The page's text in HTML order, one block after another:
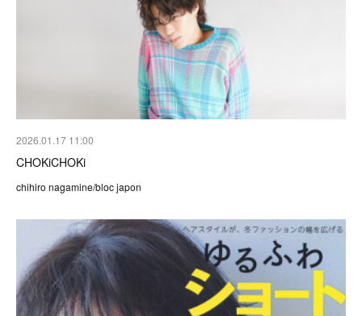
2026.01.17 11:00
CHOKiCHOKi
chihiro nagamine/bloc japon